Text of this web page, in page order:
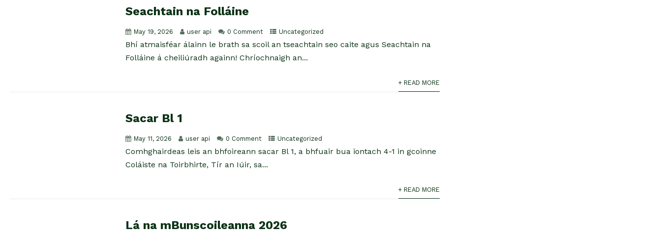
Seachtain na Folláine
May 19, 2026 user api 0 Comment Uncategorized
Bhí atmaisféar álainn le brath sa scoil an tseachtain seo caite agus Seachtain na
Folláine á cheiliúradh againn! Chríochnaigh an...
+ READ MORE
Sacar Bl 1
May 11, 2026 user api 0 Comment Uncategorized
Comhghairdeas leis an bhfoireann sacar Bl 1, a bhfuair bua iontach 4-1 in gcoinne
Coláiste na Toirbhirte, Tír an Iúir, sa...
+ READ MORE
Lá na mBunscoileanna 2026